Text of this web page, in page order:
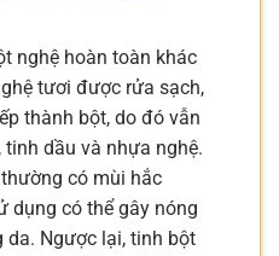
nghệ hoàn toàn khác
tươi được rửa sạch,
thành bột, do đó vẫn
dầu và nhựa nghệ.
có mùi hắc
dụng có thể gây nóng
Ngược lại, tinh bột